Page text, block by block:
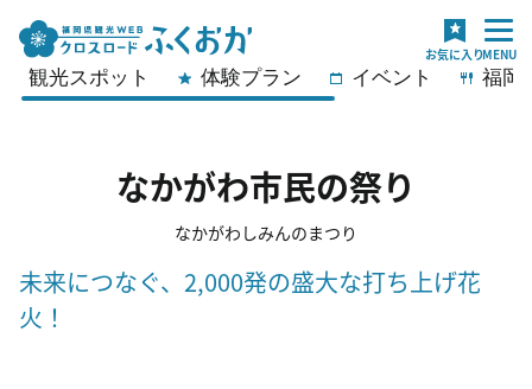
観光スポット 体験プラン イベント 福岡
なかがわ市民の祭り
なかがわしみんのまつり
未来につなぐ、2,000発の盛大な打ち上げ花
火！